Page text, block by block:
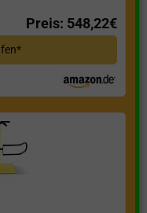
Preis: 548,22€